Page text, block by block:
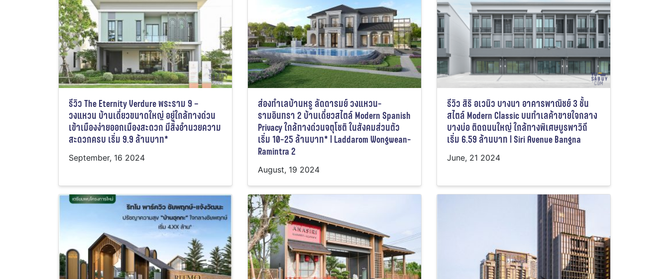
รีวิว The Eternity Verdure พระราม 9 –
วงแหวน บ้านเดี่ยวขนาดใหญ่ อยู่ใกล้ทางด่วน
เข้าเมืองง่ายออกเมืองสะดวก มีสิ่งอำนวยความ
สะดวกครบ เริ่ม 9.9 ล้านบาท*
September, 16 2024
ส่องทำเลบ้านหรู ลัดดารมย์ วงแหวน-
รามอินทรา 2 บ้านเดี่ยวสไตล์ Modern Spanish
Privacy ใกล้ทางด่วนจตุโชติ ในสังคมส่วนตัว
เริ่ม 10-25 ล้านบาท* l Laddarom Wongwean-
Ramintra 2
August, 19 2024
รีวิว สิริ อเวนิว บางนา อาคารพาณิชย์ 3 ชั้น
สไตล์ Modern Classic บนทำเลค้าขายใจกลาง
บางบ่อ ติดถนนใหญ่ ใกล้ทางพิเศษบูรพาวิถี
เริ่ม 6.59 ล้านบาท l Siri Avenue Bangna
June, 21 2024